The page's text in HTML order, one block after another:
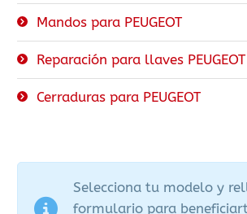
Mandos para PEUGEOT
Reparación para llaves PEUGEOT
Cerraduras para PEUGEOT
Selecciona tu modelo y
formulario para